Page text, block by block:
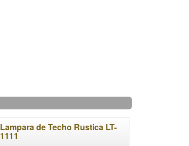
Lampara de Techo Rustica LT-
1111